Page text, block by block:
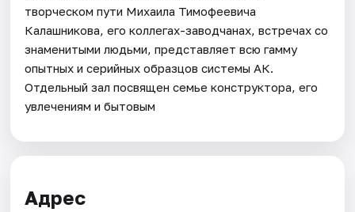
творческом пути Михаила Тимофеевича
Калашникова, его коллегах-заводчанах, встречах со
знаменитыми людьми, представляет всю гамму
опытных и серийных образцов системы АК.
Отдельный зал посвящен семье конструктора, его
увлечениям и бытовым
Адрес